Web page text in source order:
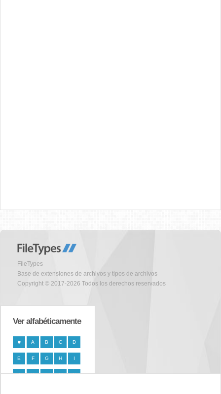
FileTypes
Base de extensiones de archivos y tipos de archivos
Copyright © 2017-2026 Todos los derechos reservados
Ver alfabéticamente
# A B C D
E F G H I
J K L M N